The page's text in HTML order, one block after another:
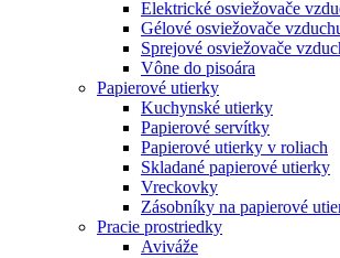
Elektrické osviežovače
Gélové osviežovače
Sprejové osviežovače
Vône do pisoára
Papierové utierky
Kuchynské utierky
Papierové servítky
Papierové utierky v roliach
Skladané papierové utierky
Vreckovky
Zásobníky na papierové
Pracie prostriedky
Aviváže